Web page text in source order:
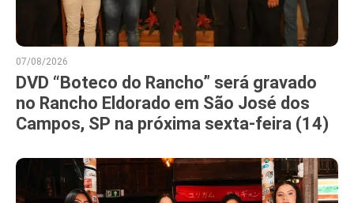
07/08/2026
DVD “Boteco do Rancho” será gravado
no Rancho Eldorado em São José dos
Campos, SP na próxima sexta-feira (14)